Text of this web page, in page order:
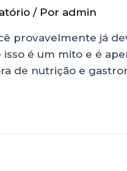
/ Por admin
provavelmente já
é um mito e é
de nutrição e